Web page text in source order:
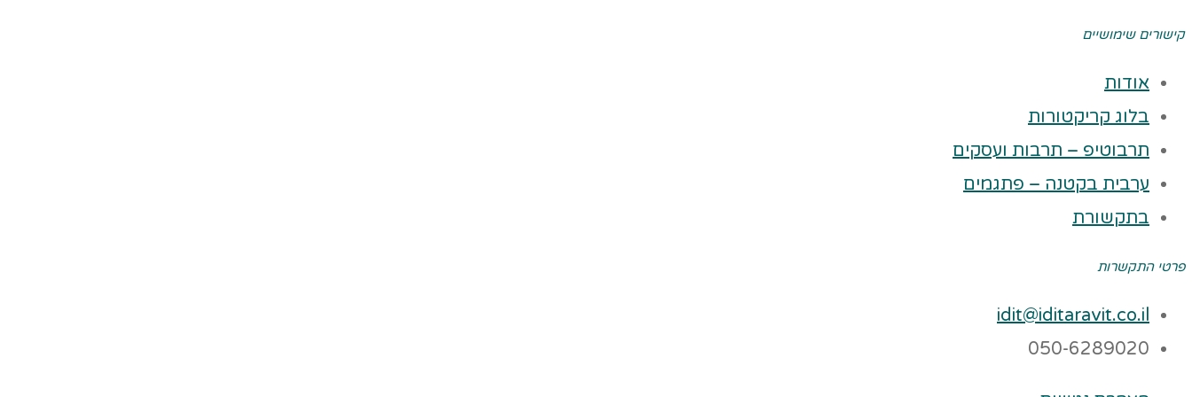
קישורים שימושיים
אודות
בלוג קריקטורות
תרבוטיפ – תרבות ועסקים
ערבית בקטנה – פתגמים
בתקשורת
פרטי התקשרות
idit@iditaravit.co.il
050-6289020